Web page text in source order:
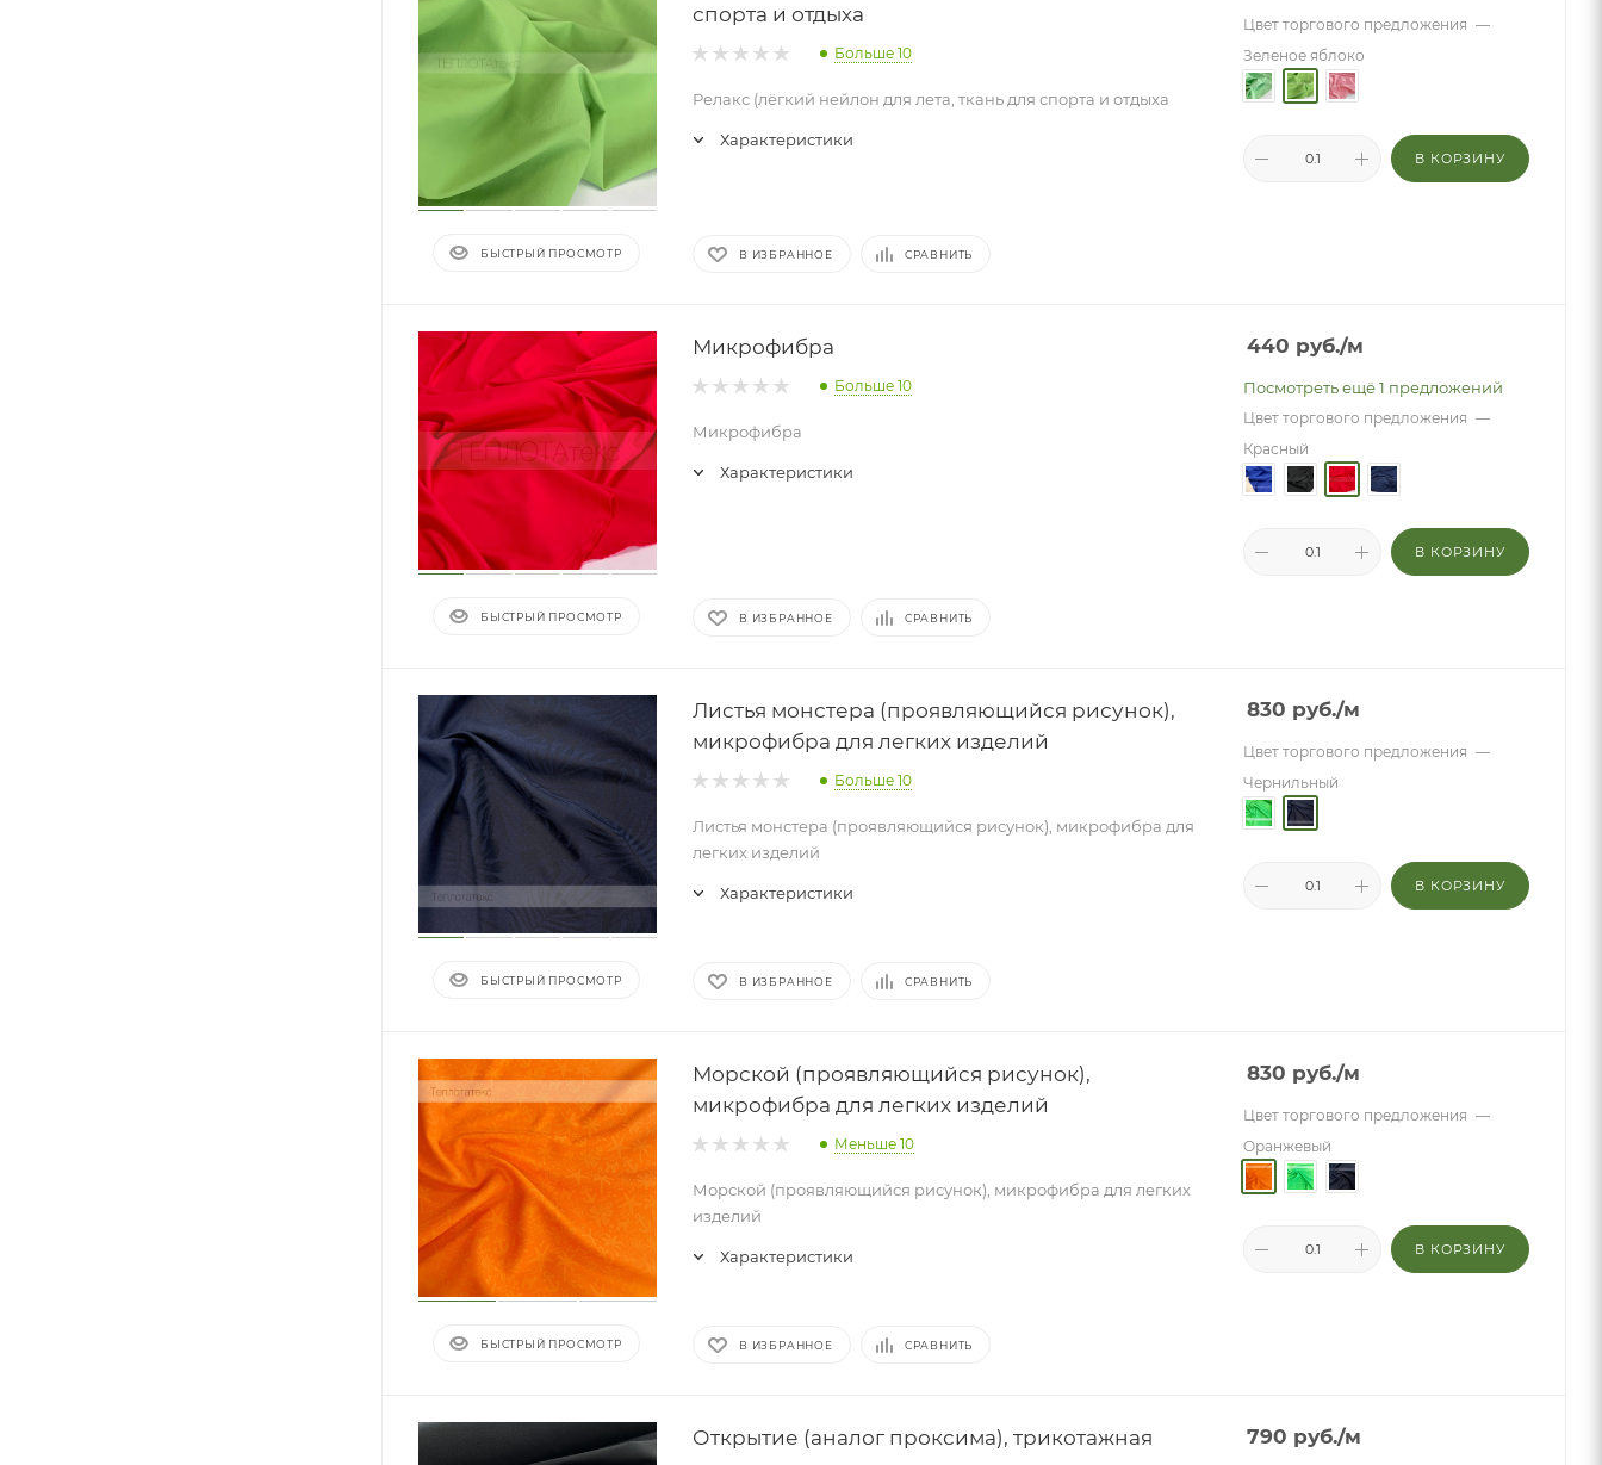
БЫСТРЫЙ ПРОСМОТР
спорта и отдыха
Больше 10
Релакс (лёгкий нейлон для лета, ткань для спорта и отдыха
Характеристики
В ИЗБРАННОЕ СРАВНИТЬ
Цвет торгового предложения —
Зеленое яблоко
В КОРЗИНУ
БЫСТРЫЙ ПРОСМОТР
Микрофибра
Больше 10
Микрофибра
Характеристики
В ИЗБРАННОЕ СРАВНИТЬ
440 руб./м
Посмотреть ещё 1 предложений
Цвет торгового предложения —
Красный
В КОРЗИНУ
БЫСТРЫЙ ПРОСМОТР
Листья монстера (проявляющийся рисунок),
микрофибра для легких изделий
Больше 10
Листья монстера (проявляющийся рисунок), микрофибра для
легких изделий
Характеристики
В ИЗБРАННОЕ СРАВНИТЬ
830 руб./м
Цвет торгового предложения —
Чернильный
В КОРЗИНУ
БЫСТРЫЙ ПРОСМОТР
Морской (проявляющийся рисунок),
микрофибра для легких изделий
Меньше 10
Морской (проявляющийся рисунок), микрофибра для легких
изделий
Характеристики
В ИЗБРАННОЕ СРАВНИТЬ
830 руб./м
Цвет торгового предложения —
Оранжевый
В КОРЗИНУ
Открытие (аналог проксима), трикотажная
790 руб./м